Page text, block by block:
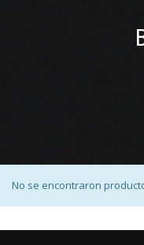
No se encontraron